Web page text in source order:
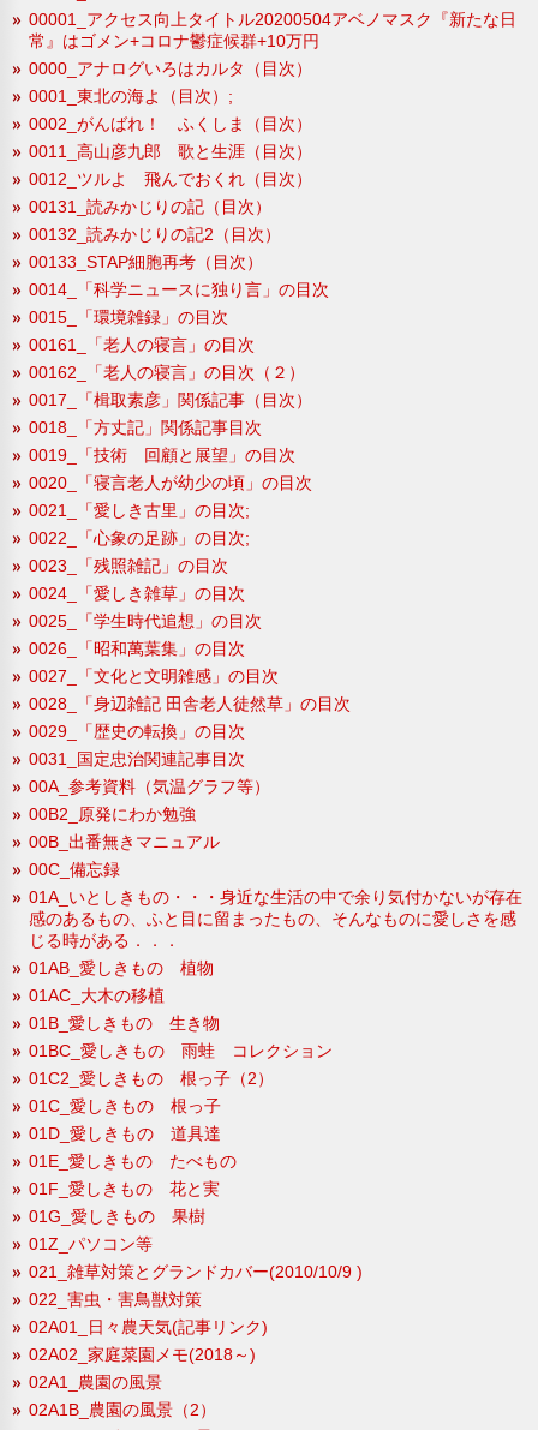
00001_アクセス向上タイトル20200504アベノマスク『新たな日
常』はゴメン+コロナ鬱症候群+10万円
0000_アナログいろはカルタ（目次）
0001_東北の海よ（目次）;
0002_がんばれ！ ふくしま（目次）
0011_高山彦九郎 歌と生涯（目次）
0012_ツルよ 飛んでおくれ（目次）
00131_読みかじりの記（目次）
00132_読みかじりの記2（目次）
00133_STAP細胞再考（目次）
0014_「科学ニュースに独り言」の目次
0015_「環境雑録」の目次
00161_「老人の寝言」の目次
00162_「老人の寝言」の目次（２）
0017_「楫取素彦」関係記事（目次）
0018_「方丈記」関係記事目次
0019_「技術 回顧と展望」の目次
0020_「寝言老人が幼少の頃」の目次
0021_「愛しき古里」の目次;
0022_「心象の足跡」の目次;
0023_「残照雑記」の目次
0024_「愛しき雑草」の目次
0025_「学生時代追想」の目次
0026_「昭和萬葉集」の目次
0027_「文化と文明雑感」の目次
0028_「身辺雑記 田舎老人徒然草」の目次
0029_「歴史の転換」の目次
0031_国定忠治関連記事目次
00A_参考資料（気温グラフ等）
00B2_原発にわか勉強
00B_出番無きマニュアル
00C_備忘録
01A_いとしきもの・・・身近な生活の中で余り気付かないが存在
感のあるもの、ふと目に留まったもの、そんなものに愛しさを感
じる時がある．．．
01AB_愛しきもの 植物
01AC_大木の移植
01B_愛しきもの 生き物
01BC_愛しきもの 雨蛙 コレクション
01C2_愛しきもの 根っ子（2）
01C_愛しきもの 根っ子
01D_愛しきもの 道具達
01E_愛しきもの たべもの
01F_愛しきもの 花と実
01G_愛しきもの 果樹
01Z_パソコン等
021_雑草対策とグランドカバー(2010/10/9 )
022_害虫・害鳥獣対策
02A01_日々農天気(記事リンク)
02A02_家庭菜園メモ(2018～)
02A1_農園の風景
02A1B_農園の風景（2）